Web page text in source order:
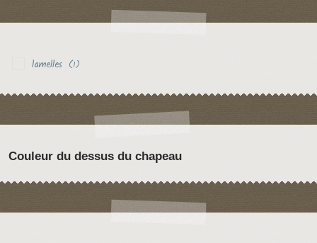
lamelles (1)
Couleur du dessus du chapeau